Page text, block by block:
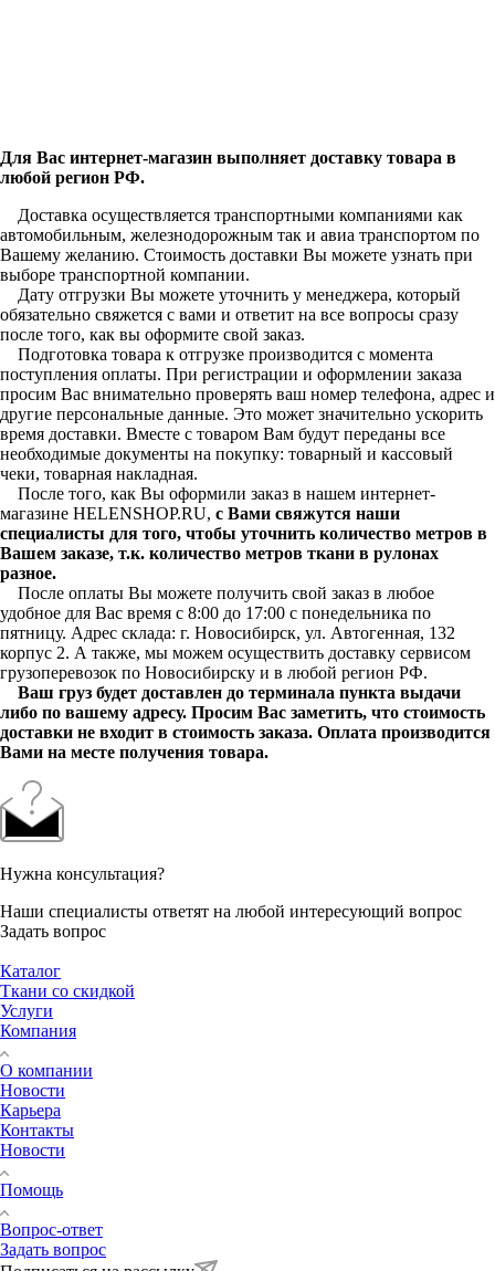
Для Вас интернет-магазин выполняет доставку товара в
любой регион РФ.
Доставка осуществляется транспортными компаниями как
автомобильным, железнодорожным так и авиа транспортом по
Вашему желанию. Стоимость доставки Вы можете узнать при
выборе транспортной компании.
Дату отгрузки Вы можете уточнить у менеджера, который
обязательно свяжется с вами и ответит на все вопросы сразу
после того, как вы оформите свой заказ.
Подготовка товара к отгрузке производится с момента
поступления оплаты. При регистрации и оформлении заказа
просим Вас внимательно проверять ваш номер телефона, адрес и
другие персональные данные. Это может значительно ускорить
время доставки. Вместе с товаром Вам будут переданы все
необходимые документы на покупку: товарный и кассовый
чеки, товарная накладная.
После того, как Вы оформили заказ в нашем интернет-
магазине HELENSHOP.RU, с Вами свяжутся наши
специалисты для того, чтобы уточнить количество метров в
Вашем заказе, т.к. количество метров ткани в рулонах
разное.
После оплаты Вы можете получить свой заказ в любое
удобное для Вас время с 8:00 до 17:00 с понедельника по
пятницу. Адрес склада: г. Новосибирск, ул. Автогенная, 132
корпус 2. А также, мы можем осуществить доставку сервисом
грузоперевозок по Новосибирску и в любой регион РФ.
Ваш груз будет доставлен до терминала пункта выдачи
либо по вашему адресу. Просим Вас заметить, что стоимость
доставки не входит в стоимость заказа. Оплата производится
Вами на месте получения товара.
Нужна консультация?
Наши специалисты ответят на любой интересующий вопрос
Задать вопрос
Каталог
Ткани со скидкой
Услуги
Компания
О компании
Новости
Карьера
Контакты
Новости
Помощь
Вопрос-ответ
Задать вопрос